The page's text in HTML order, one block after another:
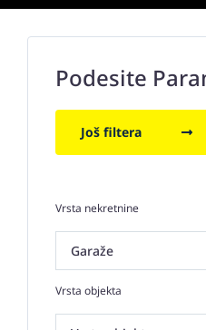
Podesite
Još filtera
Vrsta nekretnine
Vrsta objekta